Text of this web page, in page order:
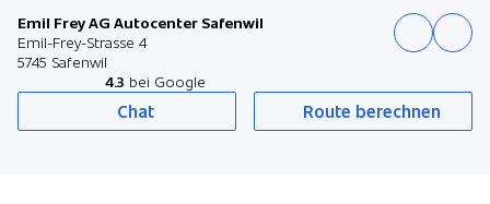
Emil Frey AG Autocenter Safenwil
Emil-Frey-Strasse 4
5745 Safenwil
4.3 bei Google
Chat Route berechnen